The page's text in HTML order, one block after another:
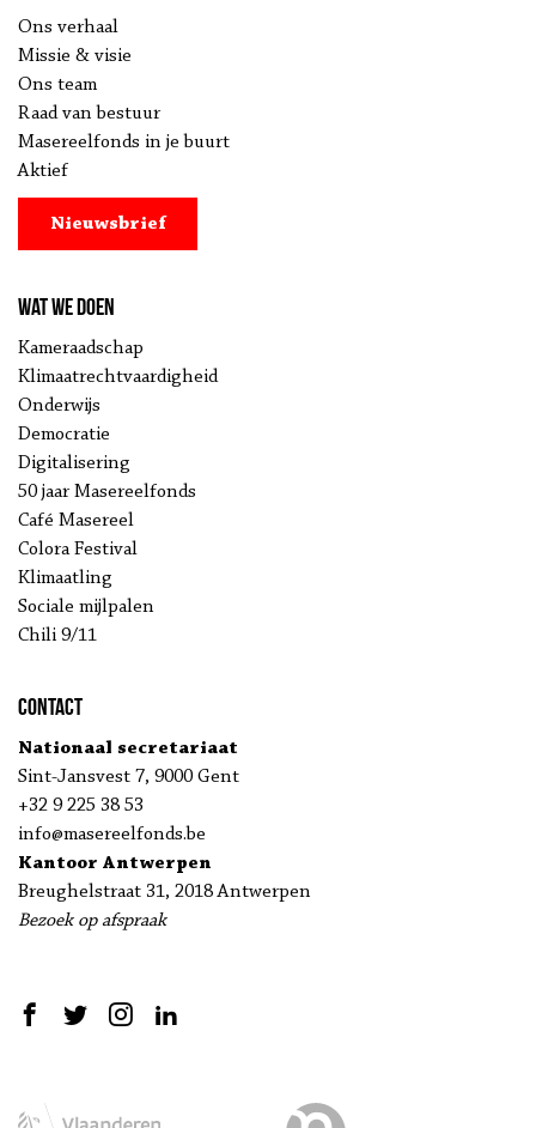
Ons verhaal
Missie & visie
Ons team
Raad van bestuur
Masereelfonds in je buurt
Aktief
Nieuwsbrief
Wat we doen
Kameraadschap
Klimaatrechtvaardigheid
Onderwijs
Democratie
Digitalisering
50 jaar Masereelfonds
Café Masereel
Colora Festival
Klimaatling
Sociale mijlpalen
Chili 9/11
Contact
Nationaal secretariaat
Sint-Jansvest 7, 9000 Gent
+32 9 225 38 53
info@masereelfonds.be
Kantoor Antwerpen
Breughelstraat 31, 2018 Antwerpen
Bezoek op afspraak